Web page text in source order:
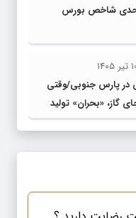
1405
در پارس جنوبی/وقتی
گاز، «بحران» تولید